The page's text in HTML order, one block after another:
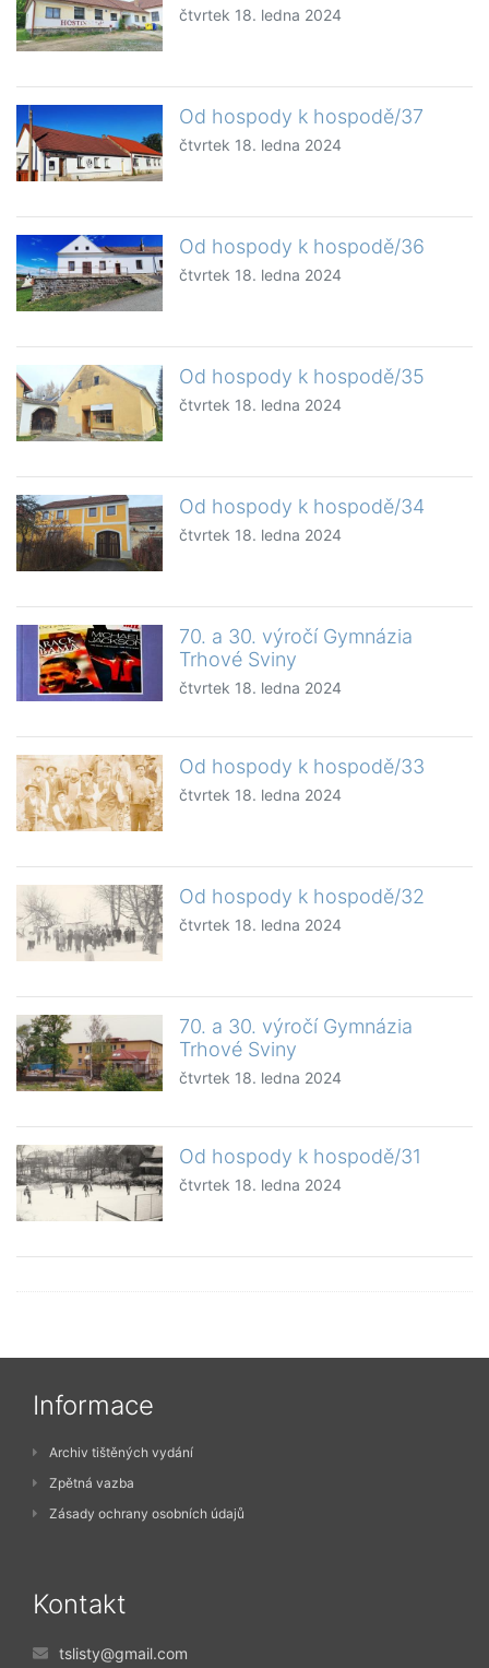
čtvrtek 18. ledna 2024
Od hospody k hospodě/37
čtvrtek 18. ledna 2024
Od hospody k hospodě/36
čtvrtek 18. ledna 2024
Od hospody k hospodě/35
čtvrtek 18. ledna 2024
Od hospody k hospodě/34
čtvrtek 18. ledna 2024
70. a 30. výročí Gymnázia
Trhové Sviny
čtvrtek 18. ledna 2024
Od hospody k hospodě/33
čtvrtek 18. ledna 2024
Od hospody k hospodě/32
čtvrtek 18. ledna 2024
70. a 30. výročí Gymnázia
Trhové Sviny
čtvrtek 18. ledna 2024
Od hospody k hospodě/31
čtvrtek 18. ledna 2024
Informace
Archiv tištěných vydání
Zpětná vazba
Zásady ochrany osobních údajů
Kontakt
tslisty@gmail.com